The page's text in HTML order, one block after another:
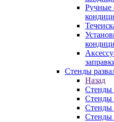
Ручные
Стенды
Назад
Стенды
Стенды
Стенды
Стенды